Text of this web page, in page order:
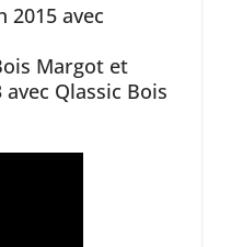
2015 avec
Margot et
Qlassic Bois